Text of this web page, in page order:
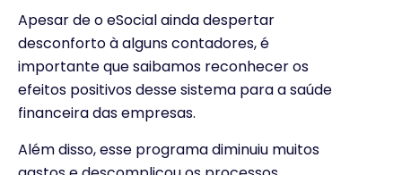
Apesar de o eSocial ainda despertar
desconforto à alguns contadores, é
importante que saibamos reconhecer os
efeitos positivos desse sistema para a saúde
financeira das empresas.
Além disso, esse programa diminuiu muitos